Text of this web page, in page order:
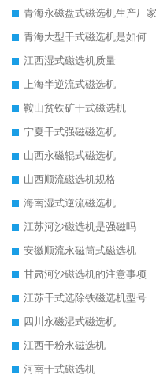
青海永磁盘式磁选机生产厂家
青海大型干式磁选机是如何选矿的
江西湿式磁选机质量
上海半逆流式磁选机
鞍山贫铁矿干式磁选机
宁夏干式强磁磁选机
山西永磁辊式磁选机
山西顺流磁选机规格
海南湿式逆流磁选机
江苏河沙磁选机是强磁吗
安徽顺流永磁筒式磁选机
甘肃河沙磁选机的注意事项
江苏干式选除铁磁选机型号
四川永磁湿式磁选机
江西干粉永磁选机
河南干式磁选机